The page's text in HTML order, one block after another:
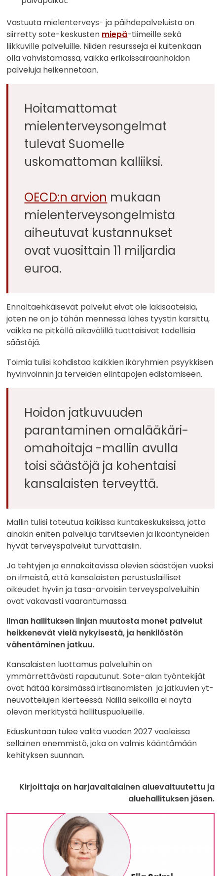
Vastuuta mielenterveys- ja päihdepalveluista on
siirretty sote-keskusten miepä-tiimeille sekä
liikkuville palveluille. Niiden resursseja ei kuitenkaan
olla vahvistamassa, vaikka erikoissairaanhoidon
palveluja heikennetään.
Hoitamattomat
mielenterveysongelmat
tulevat Suomelle
uskomattoman kalliiksi.
OECD:n arvion mukaan
mielenterveysongelmista
aiheutuvat kustannukset
ovat vuosittain 11 miljardia
euroa.
Ennaltaehkäisevät palvelut eivät ole lakisääteisiä,
joten ne on jo tähän mennessä lähes tyystin karsittu,
vaikka ne pitkällä aikavälillä tuottaisivat todellisia
säästöjä.
Toimia tulisi kohdistaa kaikkien ikäryhmien psyykkisen
hyvinvoinnin ja terveiden elintapojen edistämiseen.
Hoidon jatkuvuuden
parantaminen omalääkäri-
omahoitaja -mallin avulla
toisi säästöjä ja kohentaisi
kansalaisten terveyttä.
Mallin tulisi toteutua kaikissa kuntakeskuksissa, jotta
ainakin eniten palveluja tarvitsevien ja ikääntyneiden
hyvät terveyspalvelut turvattaisiin.
Jo tehtyjen ja ennakoitavissa olevien säästöjen vuoksi
on ilmeistä, että kansalaisten perustuslailliset
oikeudet hyviin ja tasa-arvoisiin terveyspalveluihin
ovat vakavasti vaarantumassa.
Ilman hallituksen linjan muutosta monet palvelut
heikkenevät vielä nykyisestä, ja henkilöstön
vähentäminen jatkuu.
Kansalaisten luottamus palveluihin on
ymmärrettävästi rapautunut. Sote-alan työntekijät
ovat hätää kärsimässä irtisanomisten ja jatkuvien yt-
neuvottelujen kierteessä. Näillä seikoilla ei näytä
olevan merkitystä hallituspuolueille.
Eduskuntaan tulee valita vuoden 2027 vaaleissa
sellainen enemmistö, joka on valmis kääntämään
kehityksen suunnan.
Kirjoittaja on harjavaltalainen aluevaltuutettu ja
aluehallituksen jäsen.